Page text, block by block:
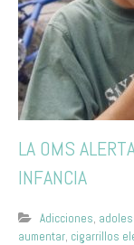
LA OMS
INFANCIA
Adicciones,
aumentar, cigarrillos